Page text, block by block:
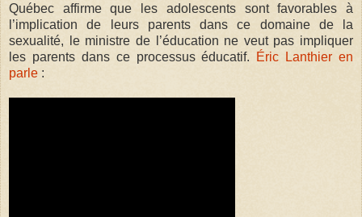
Québec affirme que les adolescents sont favorables à
l’implication de leurs parents dans ce domaine de la
sexualité, le ministre de l’éducation ne veut pas impliquer
les parents dans ce processus éducatif.
Éric Lanthier en
parle :